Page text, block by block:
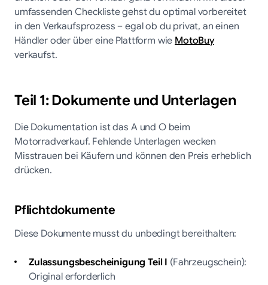
umfassenden Checkliste gehst du optimal vorbereitet
in den Verkaufsprozess – egal ob du privat, an einen
Händler oder über eine Plattform wieMotoBuy
verkaufst.
Teil 1: Dokumente und Unterlagen
Die Dokumentation ist das A und O beim
Motorradverkauf. Fehlende Unterlagen wecken
Misstrauen bei Käufern und können den Preis erheblich
drücken.
Pflichtdokumente
Diese Dokumente musst du unbedingt bereithalten:
Zulassungsbescheinigung Teil I (Fahrzeugschein):
Original erforderlich